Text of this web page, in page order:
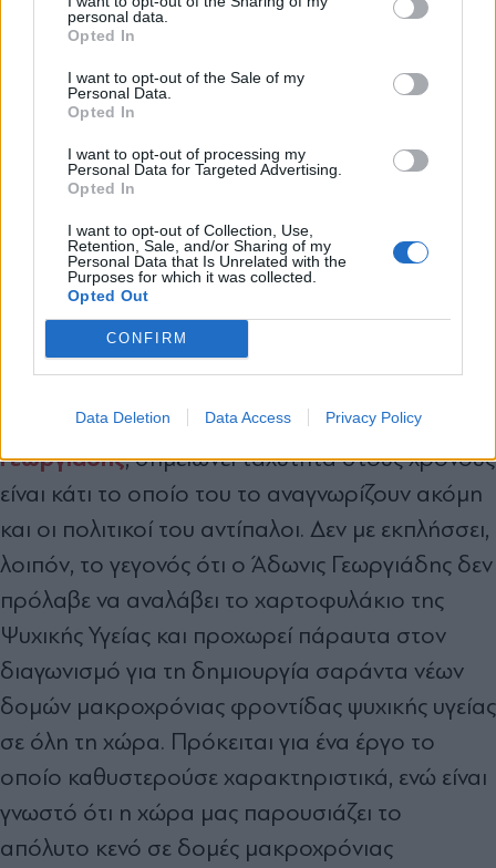
personal data.
Opted In
I want to opt-out of the Sale of my
Personal Data.
Opted In
I want to opt-out of processing my
Personal Data for Targeted Advertising.
Opted In
I want to opt-out of Collection, Use,
Retention, Sale, and/or Sharing of my
Personal Data that Is Unrelated with the
Purposes for which it was collected.
Opted Out
CONFIRM
Data Deletion Data Access Privacy Policy
πρωθυπουργέ, τόσο καιρό έχει διερευνήσει
κάποια κρατική υπηρεσία το γιατί
παρακολουθούσαν το τηλέφωνό μου, του
μόνου πρώην πρωθυπουργού της Ελλάδος,
κάποιοι “ιδιώτες”; Και πώς το κατάφεραν αυτό,
οι “ιδιώτες”, κάτω από τη μύτη ενός ολόκληρου
κράτους; Φαντάζομαι ότι έχετε διατάξει κάποια
σχετική έρευνα. Θα περιμένω την απάντηση».
Ο Άδωνις προκηρύσσει τώρα σαράντα
νέες δομές Ψυχικής Υγείας που
καθυστερούσαν
Το γεγονός ότι ο υπουργός Υγείας,Άδωνις
Γεωργιάδης, σημειώνει ταχύτητα στους χρόνους
είναι κάτι το οποίο του το αναγνωρίζουν ακόμη
και οι πολιτικοί του αντίπαλοι. Δεν με εκπλήσσει,
λοιπόν, το γεγονός ότι ο Άδωνις Γεωργιάδης δεν
πρόλαβε να αναλάβει το χαρτοφυλάκιο της
Ψυχικής Υγείας και προχωρεί πάραυτα στον
διαγωνισμό για τη δημιουργία σαράντα νέων
δομών μακροχρόνιας φροντίδας ψυχικής υγείας
σε όλη τη χώρα. Πρόκειται για ένα έργο το
οποίο καθυστερούσε χαρακτηριστικά, ενώ είναι
γνωστό ότι η χώρα μας παρουσιάζει το
απόλυτο κενό σε δομές μακροχρόνιας
Αποδέχομαι τους
και την πολιτική απορρήτου
X